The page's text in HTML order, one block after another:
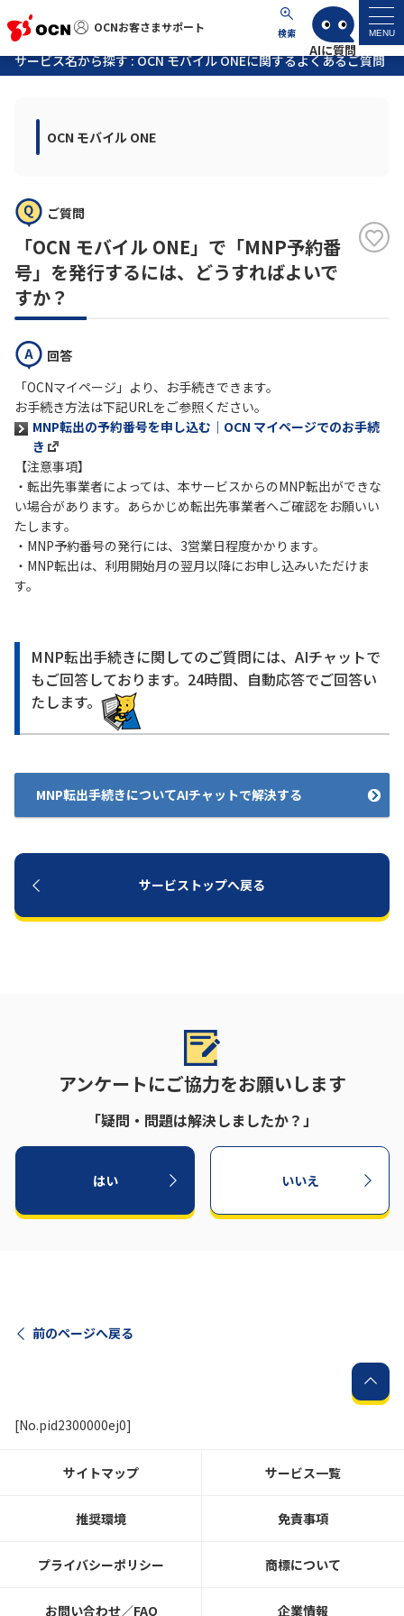
OCNお客さまサポート 検索 MENU
OCNお客さまサポート
マイページ
サポートトップ
よくあるご質問
お問い合わせ
お知らせ サポートサイトの使い方
NTTドコモビジネスのお客さ
まはこちら
工事・故障情報通知
サービス
サービス名から探す : OCN モバイル ONEに関するよくあるご質問
OCN モバイル ONE
ご質問
「OCN モバイル ONE」で「MNP予約番
号」を発行するには、どうすればよいで
すか？
回答
「OCNマイページ」より、お手続きできます。
お手続き方法は下記URLをご参照ください。
MNP転出の予約番号を申し込む｜OCN マイページでのお手続
き
【注意事項】
・転出先事業者によっては、本サービスからのMNP転出ができな
い場合があります。あらかじめ転出先事業者へご確認をお願いい
たします。
・MNP予約番号の発行には、3営業日程度かかります。
・MNP転出は、利用開始月の翌月以降にお申し込みいただけま
す。
MNP転出手続きに関してのご質問には、AIチャットで
もご回答しております。24時間、自動応答でご回答い
たします。
MNP転出手続きについてAIチャットで解決する
サービストップへ戻る
アンケートにご協力をお願いします
「疑問・問題は解決しましたか？」
はい いいえ
前のページへ戻る
[No.pid2300000ej0]
サイトマップ サービス一覧
推奨環境 免責事項
プライバシーポリシー 商標について
お問い合わせ／FAQ 企業情報